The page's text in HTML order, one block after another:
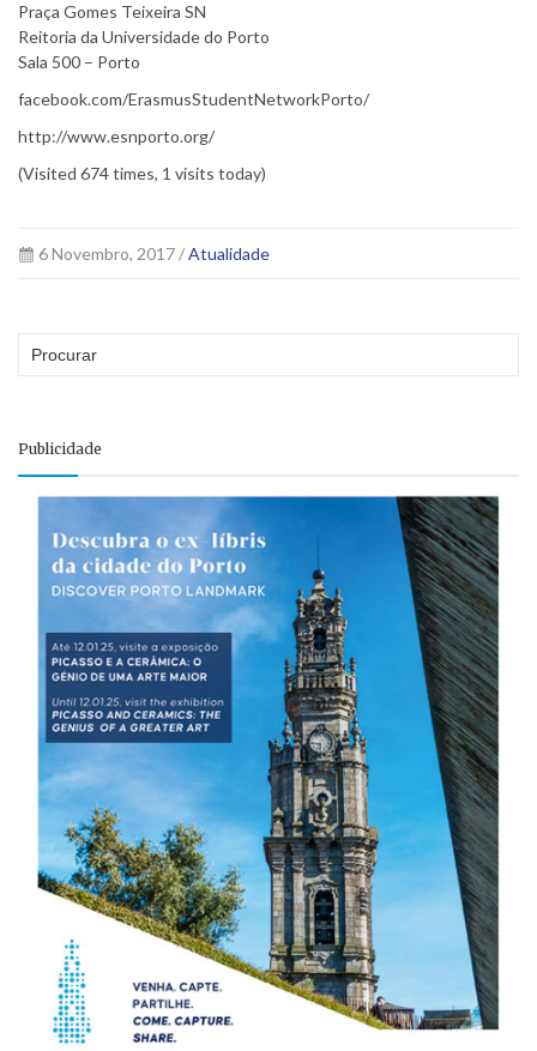
Praça Gomes Teixeira SN
Reitoria da Universidade do Porto
Sala 500 – Porto
facebook.com/ErasmusStudentNetworkPorto/
http://www.esnporto.org/
(Visited 674 times, 1 visits today)
6 Novembro, 2017 /Atualidade
Publicidade